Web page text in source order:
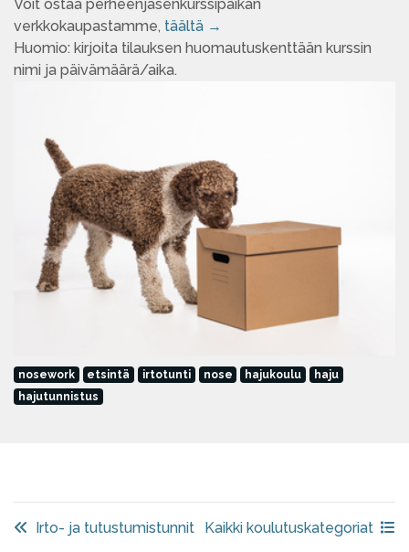
Voit ostaa perheenjäsenkurssipaikan
verkkokaupastamme, täältä →
Huomio: kirjoita tilauksen huomautuskenttään kurssin
nimi ja päivämäärä/aika.
nosework etsintä irtotunti nose hajukoulu
haju
hajutunnistus
Irto- ja tutustumistunnit Kaikki koulutuskategoriat